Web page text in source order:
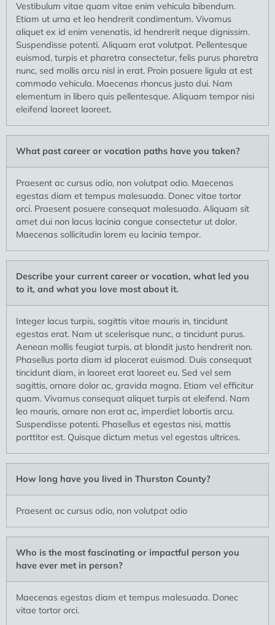
Vestibulum vitae quam vitae enim vehicula bibendum.
Etiam ut urna et leo hendrerit condimentum. Vivamus
aliquet ex id enim venenatis, id hendrerit neque dignissim.
Suspendisse potenti. Aliquam erat volutpat. Pellentesque
euismod, turpis et pharetra consectetur, felis purus pharetra
nunc, sed mollis arcu nisl in erat. Proin posuere ligula at est
commodo vehicula. Maecenas rhoncus justo dui. Nam
elementum in libero quis pellentesque. Aliquam tempor nisi
eleifend laoreet laoreet.
What past career or vocation paths have you taken?
Praesent ac cursus odio, non volutpat odio. Maecenas
egestas diam et tempus malesuada. Donec vitae tortor
orci. Praesent posuere consequat malesuada. Aliquam sit
amet dui non lacus lacinia congue consectetur ut dolor.
Maecenas sollicitudin lorem eu lacinia tempor.
Describe your current career or vocation, what led you
to it, and what you love most about it.
Integer lacus turpis, sagittis vitae mauris in, tincidunt
egestas erat. Nam ut scelerisque nunc, a tincidunt purus.
Aenean mollis feugiat turpis, at blandit justo hendrerit non.
Phasellus porta diam id placerat euismod. Duis consequat
tincidunt diam, in laoreet erat laoreet eu. Sed vel sem
sagittis, ornare dolor ac, gravida magna. Etiam vel efficitur
quam. Vivamus consequat aliquet turpis at eleifend. Nam
leo mauris, ornare non erat ac, imperdiet lobortis arcu.
Suspendisse potenti. Phasellus et egestas nisi, mattis
porttitor est. Quisque dictum metus vel egestas ultrices.
How long have you lived in Thurston County?
Praesent ac cursus odio, non volutpat odio
Who is the most fascinating or impactful person you
have ever met in person?
Maecenas egestas diam et tempus malesuada. Donec
vitae tortor orci.